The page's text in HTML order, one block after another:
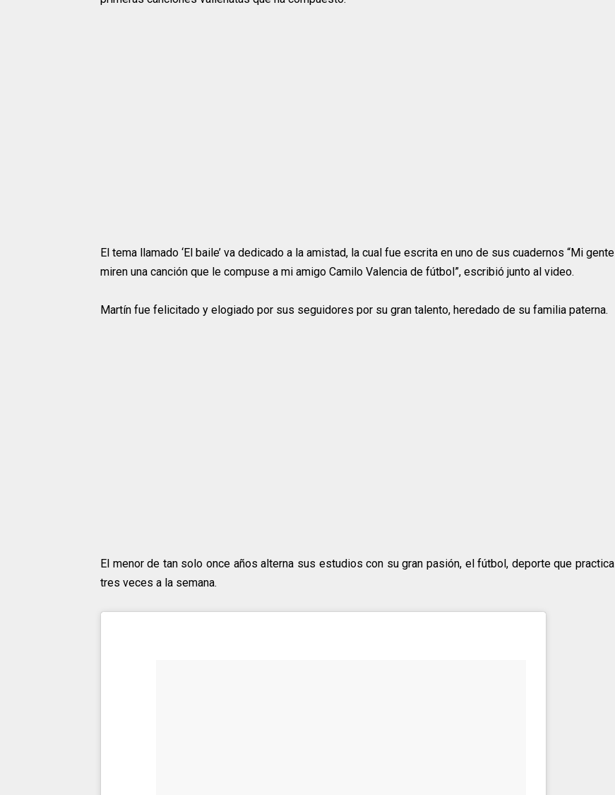
El tema llamado ‘El baile’ va dedicado a la amistad, la cual fue escrita en uno de sus cuadernos “Mi gente
miren una canción que le compuse a mi amigo Camilo Valencia de fútbol”, escribió junto al video.
Martín fue felicitado y elogiado por sus seguidores por su gran talento, heredado de su familia paterna.
El menor de tan solo once años alterna sus estudios con su gran pasión, el fútbol, deporte que practica
tres veces a la semana.